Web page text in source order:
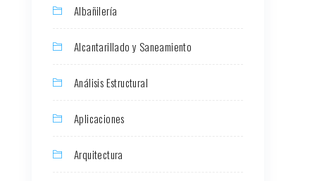
Albañilería
Alcantarillado y Saneamiento
Análisis Estructural
Aplicaciones
Arquitectura